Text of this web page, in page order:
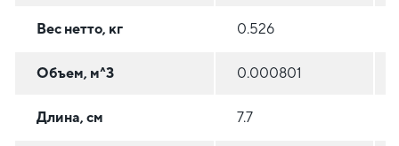
Вес нетто, кг 0.526
Объем, м^3 0.000801
Длина, см 7.7